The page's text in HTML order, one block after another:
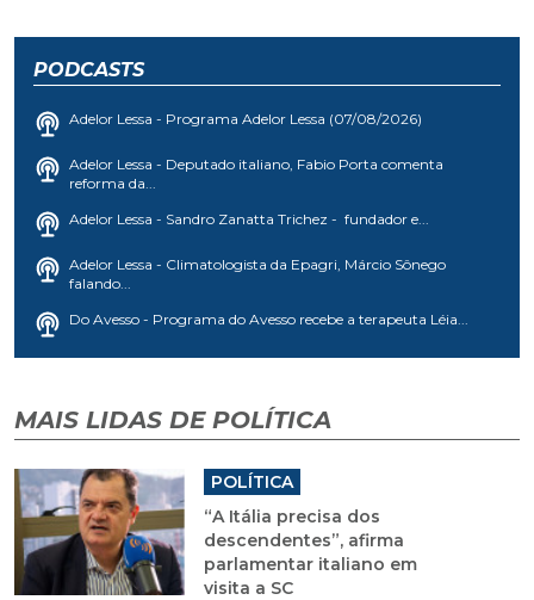
PODCASTS
Adelor Lessa - Programa Adelor Lessa (07/08/2026)
Adelor Lessa - Deputado italiano, Fabio Porta comenta
reforma da...
Adelor Lessa - Sandro Zanatta Trichez - fundador e...
Adelor Lessa - Climatologista da Epagri, Márcio Sônego
falando...
Do Avesso - Programa do Avesso recebe a terapeuta Léia...
MAIS LIDAS DE POLÍTICA
POLÍTICA
“A Itália precisa dos
descendentes”, afirma
parlamentar italiano em
visita a SC